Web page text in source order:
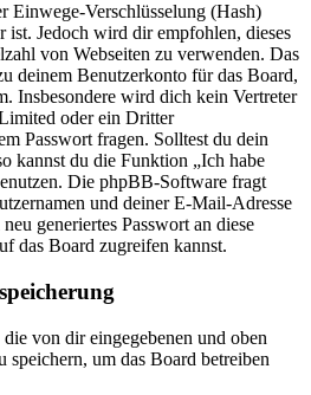
Einwege-Verschlüsselung (Hash)
ist. Jedoch wird dir empfohlen, dieses
von Webseiten zu verwenden. Das
deinem Benutzerkonto für das Board,
Insbesondere wird dich kein Vertreter
oder ein Dritter
Passwort fragen. Solltest du dein
kannst du die Funktion „Ich habe
Die phpBB-Software fragt
und deiner E-Mail-Adresse
generiertes Passwort an diese
das Board zugreifen kannst.
von dir eingegebenen und oben
speichern, um das Board betreiben